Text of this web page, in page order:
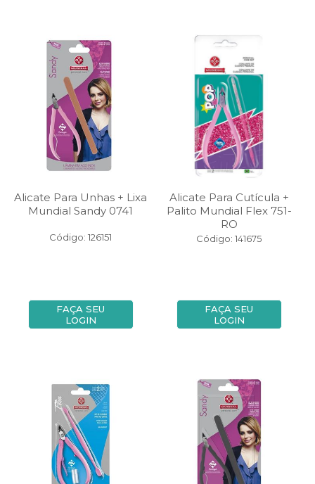
Alicate Para Unhas + Lixa
Mundial Sandy 0741
Código: 126151
FAÇA SEU
LOGIN
Alicate Para Cutícula +
Palito Mundial Flex 751-
RO
Código: 141675
FAÇA SEU
LOGIN